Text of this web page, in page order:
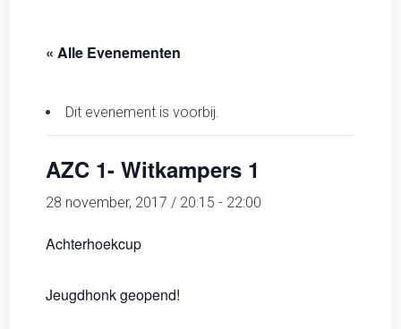
« Alle Evenementen
Dit evenement is voorbij.
AZC 1- Witkampers 1
28 november, 2017 / 20:15 - 22:00
Achterhoekcup
Jeugdhonk geopend!